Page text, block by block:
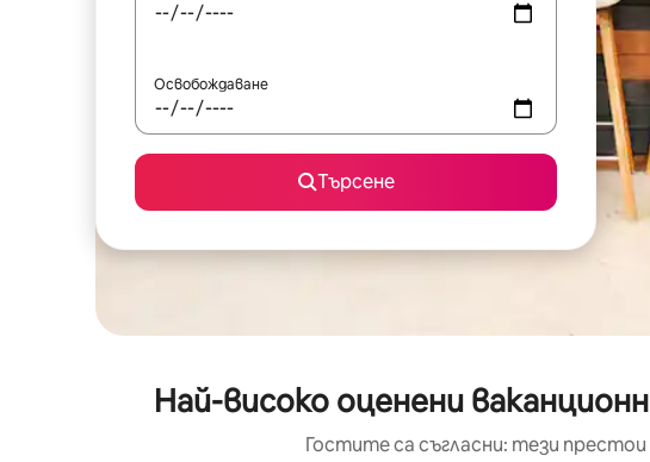
Освобождаване
Търсене
Най-високо оценени
Гостите са съгласни: тези